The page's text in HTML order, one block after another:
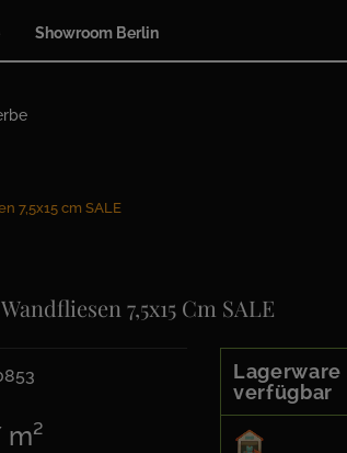
Showroom Berlin
7,5x15 cm SALE
7,5x15 Cm SALE
verfügbar